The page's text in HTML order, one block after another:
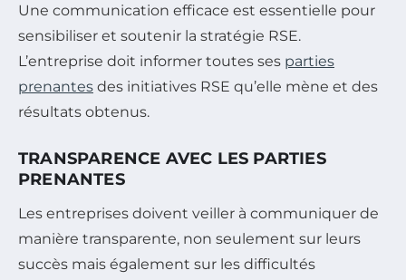
Une communication efficace est essentielle pour
sensibiliser et soutenir la stratégie RSE.
L’entreprise doit informer toutes ses parties
prenantes des initiatives RSE qu’elle mène et des
résultats obtenus.
TRANSPARENCE AVEC LES PARTIES
PRENANTES
Les entreprises doivent veiller à communiquer de
manière transparente, non seulement sur leurs
succès mais également sur les difficultés